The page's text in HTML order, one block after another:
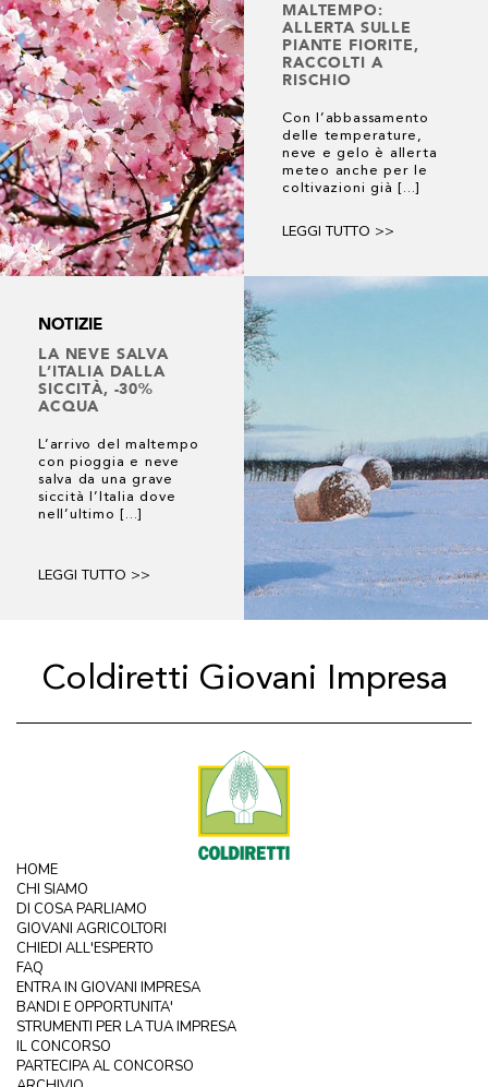
MALTEMPO:
ALLERTA SULLE
PIANTE FIORITE,
RACCOLTI A
RISCHIO
Con l’abbassamento
delle temperature,
neve e gelo è allerta
meteo anche per le
coltivazioni già [...]
LEGGI TUTTO >>
NOTIZIE
LA NEVE SALVA
L’ITALIA DALLA
SICCITÀ, -30%
ACQUA
L’arrivo del maltempo
con pioggia e neve
salva da una grave
siccità l’Italia dove
nell’ultimo [...]
LEGGI TUTTO >>
Coldiretti Giovani Impresa
HOME
CHI SIAMO
DI COSA PARLIAMO
GIOVANI AGRICOLTORI
CHIEDI ALL'ESPERTO
FAQ
ENTRA IN GIOVANI IMPRESA
BANDI E OPPORTUNITA'
STRUMENTI PER LA TUA IMPRESA
IL CONCORSO
PARTECIPA AL CONCORSO